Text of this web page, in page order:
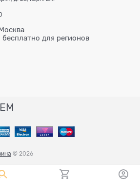
для регионов
© 2026